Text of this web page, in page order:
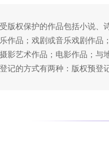
版权保护的作品包括小说、
作品；戏剧或音乐戏剧作品
影艺术作品；电影作品；与
记的方式有两种：版权预登